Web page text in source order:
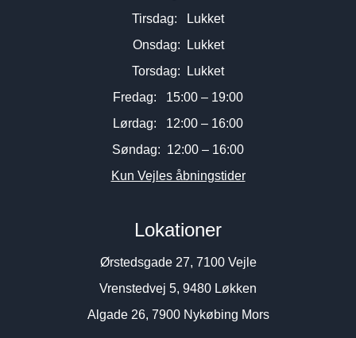
Tirsdag: Lukket
Onsdag: Lukket
Torsdag: Lukket
Fredag: 15:00 – 19:00
Lørdag: 12:00 – 16:00
Søndag: 12:00 – 16:00
Kun Vejles åbningstider
Lokationer
Ørstedsgade 27, 7100 Vejle
Vrenstedvej 5, 9480 Løkken
Algade 26, 7900 Nykøbing Mors